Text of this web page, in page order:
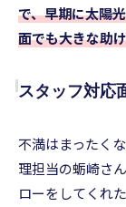
で、早期に太陽
面でも大きな助
スタッフ対応
不満はまったく
理担当の蛎崎さ
ローをしてくれ